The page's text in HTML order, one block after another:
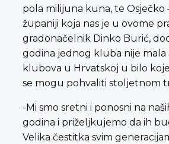
pola milijuna kuna, te Osječko
županiji koja nas je u ovome
gradonačelnik Dinko Burić,
godina jednog kluba nije mala
klubova u Hrvatskoj u bilo
se mogu pohvaliti stoljetnom
-Mi smo sretni i ponosni na
godina i priželjkujemo da ih
Velika čestitka svim